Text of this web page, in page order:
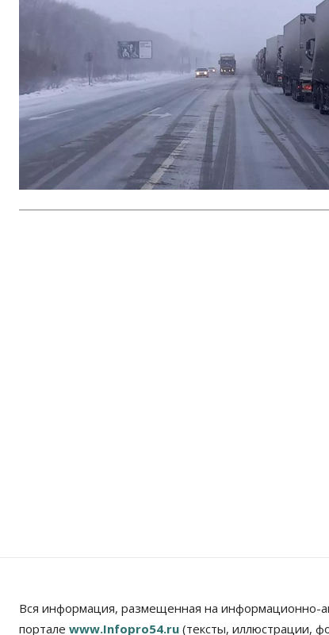
Вся информация, размещенная на информационно-
портале www.Infopro54.ru (тексты, иллюстрации,